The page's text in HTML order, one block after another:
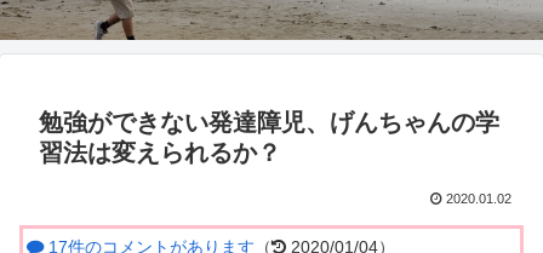
勉強ができない発達障児、げんちゃんの学
習法は変えられるか？
2020.01.02
17件のコメントがあります （ 2020/01/04）